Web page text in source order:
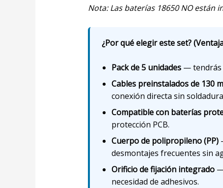
Nota: Las baterías 18650 NO están
¿Por qué elegir este set?
Pack de 5 unidades— tendrás
Cables preinstalados de 130
conexión directa sin
Compatible con baterías
protección PCB.
Cuerpo de polipropileno (PP)
desmontajes frecuentes sin
Orificio de fijación integrado—
necesidad de adhesivos.